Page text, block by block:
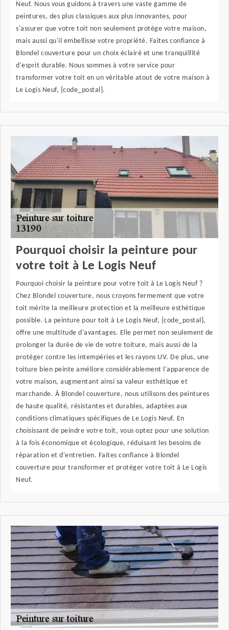
Neuf. Nous vous guidons à travers une vaste gamme de
peintures, des plus classiques aux plus innovantes, pour
s'assurer que votre toit non seulement protège votre maison,
mais aussi qu'il embellisse votre propriété. Faites confiance à
Blondel couverture pour un choix éclairé et une tranquillité
d'esprit durable. Nous sommes à votre service pour
transformer votre toit en un véritable atout de votre maison à
Le Logis Neuf, {code_postal}.
Pourquoi choisir la peinture pour
votre toit à Le Logis Neuf
Pourquoi choisir la peinture pour votre toit à Le Logis Neuf ?
Chez Blondel couverture, nous croyons fermement que votre
toit mérite la meilleure protection et la meilleure esthétique
possible. La peinture pour toit à Le Logis Neuf, {code_postal},
offre une multitude d'avantages. Elle permet non seulement de
prolonger la durée de vie de votre toiture, mais aussi de la
protéger contre les intempéries et les rayons UV. De plus, une
toiture bien peinte améliore considérablement l'apparence de
votre maison, augmentant ainsi sa valeur esthétique et
marchande. À Blondel couverture, nous utilisons des peintures
de haute qualité, résistantes et durables, adaptées aux
conditions climatiques spécifiques de Le Logis Neuf. En
choisissant de peindre votre toit, vous optez pour une solution
à la fois économique et écologique, réduisant les besoins de
réparation et d'entretien. Faites confiance à Blondel
couverture pour transformer et protéger votre toit à Le Logis
Neuf.